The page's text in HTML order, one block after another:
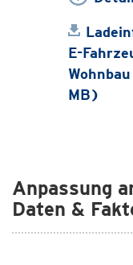
E-
MB)
Anpassung
Daten &